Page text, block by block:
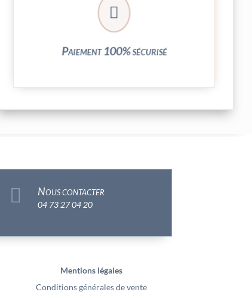

Paiement 100% sécurisé
Vos transactions par carte bancaire sont
entièrement sécurisées grâce au système
crypté de notre partenaire PayPlug.
 Nous contacter
04 73 27 04 20
Mentions légales
Conditions générales de vente